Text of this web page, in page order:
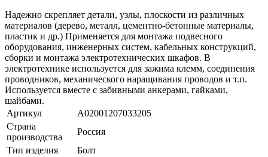
Надежно скрепляет детали, узлы, плоскости из различных
материалов (дерево, металл, цементно-бетонные материалы,
пластик и др.) Применяется для монтажа подвесного
оборудования, инженерных систем, кабельных конструкций,
сборки и монтажа электротехнических шкафов. В
электротехнике используется для зажима клемм, соединения
проводников, механического наращивания проводов и т.п.
Используется вместе с забивными анкерами, гайками,
шайбами.
Артикул
A02001207033205
Страна
производства
Россия
Тип изделия
Болт